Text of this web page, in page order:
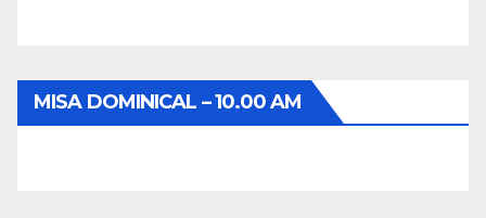
MISA DOMINICAL – 10.00 AM